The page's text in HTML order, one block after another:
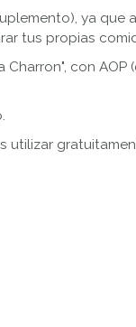
ya que
tus propias
con AOP
utilizar